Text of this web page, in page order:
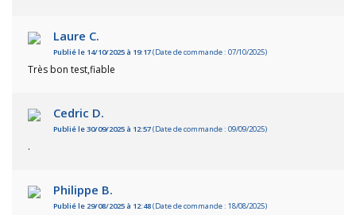
Laure C.
Publié le 14/10/2025 à 19:17(Date de commande : 07/10/2025)
Très bon test,fiable
Cedric D.
Publié le 30/09/2025 à 12:57(Date de commande : 09/09/2025)
.
Philippe B.
Publié le 29/08/2025 à 12:48(Date de commande : 18/08/2025)